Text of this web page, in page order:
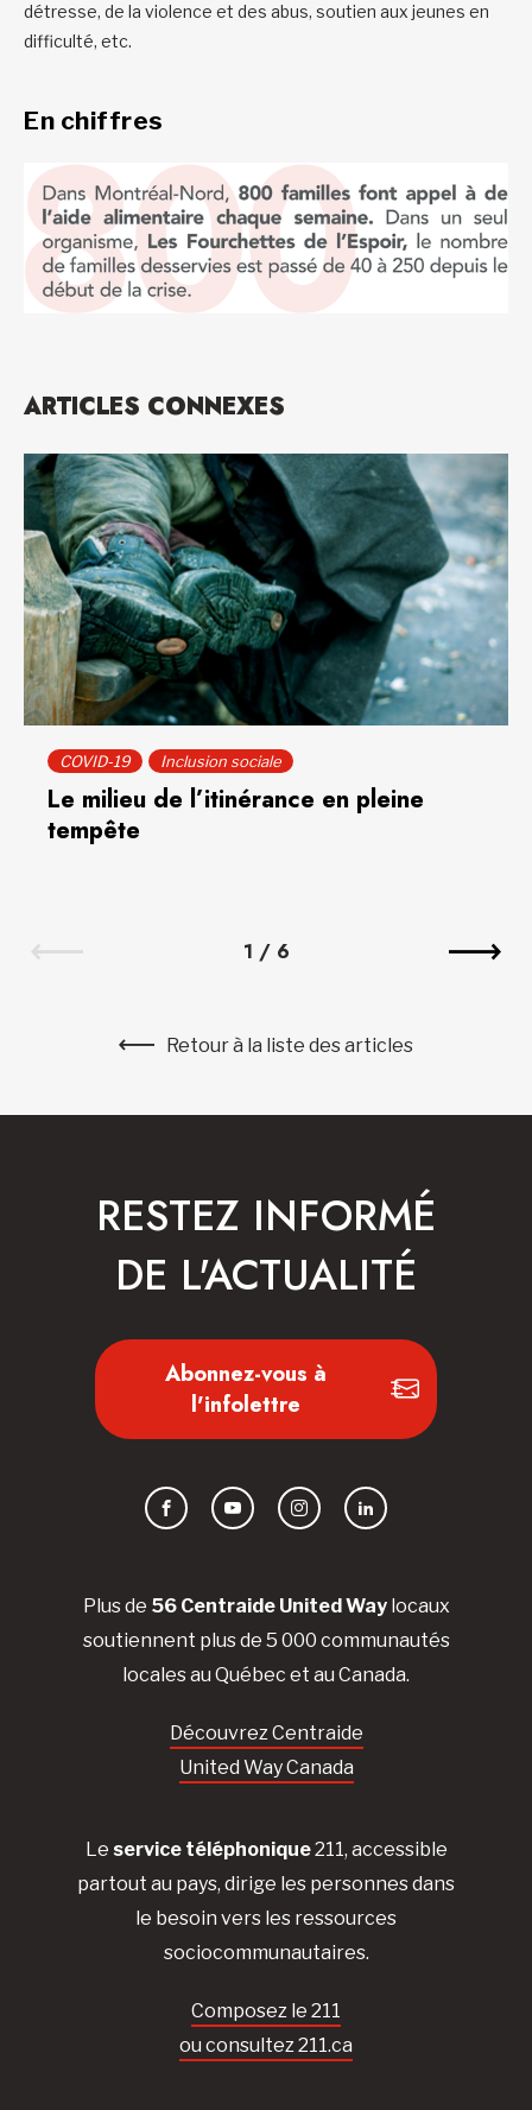
détresse, de la violence et des abus, soutien aux jeunes en
difficulté, etc.
En chiffres
ARTICLES CONNEXES
COVID-19 Inclusion sociale
Le milieu de l’itinérance en pleine
tempête
1 / 6
Retour à la liste des articles
Plus de 56 Centraide United Waylocaux
soutiennent plus de 5 000 communautés
locales au Québec et au Canada.
Découvrez Centraide
United Way Canada
Le service téléphonique211, accessible
partout au pays, dirige les personnes dans
le besoin vers les ressources
sociocommunautaires.
Composez le 211
ou consultez 211.ca
RESTEZ INFORMÉ
DE L'ACTUALITÉ
Abonnez-vous à
l'infolettre
FacebookYouTubeInstagramLinkedIn